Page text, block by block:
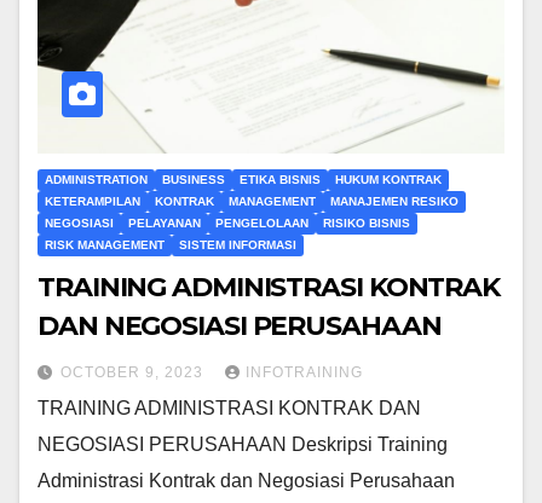
ADMINISTRATION BUSINESS ETIKA BISNIS
HUKUM KONTRAK
KETERAMPILAN
KONTRAK MANAGEMENT
MANAJEMEN RESIKO
NEGOSIASI
PELAYANAN PENGELOLAAN
RISIKO BISNIS
RISK MANAGEMENT
SISTEM INFORMASI
TRAINING ADMINISTRASI KONTRAK
DAN NEGOSIASI PERUSAHAAN
OCTOBER 9, 2023 INFOTRAINING
TRAINING ADMINISTRASI KONTRAK DAN
NEGOSIASI PERUSAHAAN Deskripsi Training
Administrasi Kontrak dan Negosiasi Perusahaan